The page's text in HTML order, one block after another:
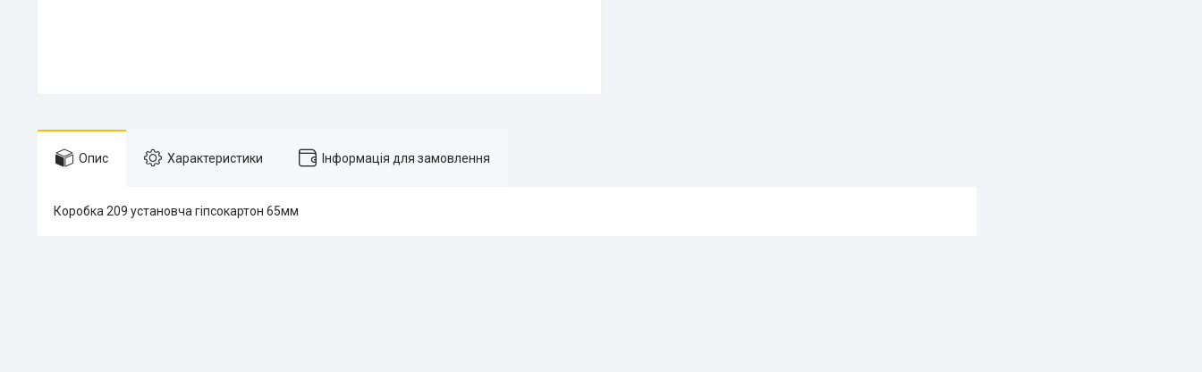
Опис Характеристики Інформація для замовлення
Коробка 209 установча гіпсокартон 65мм